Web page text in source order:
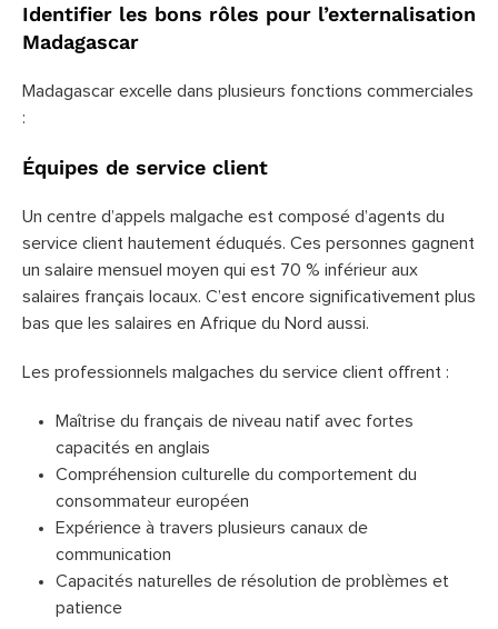
Identifier les bons rôles pour l’externalisation
Madagascar
Madagascar excelle dans plusieurs fonctions commerciales
:
Équipes de service client
Un centre d’appels malgache est composé d’agents du
service client hautement éduqués. Ces personnes gagnent
un salaire mensuel moyen qui est 70 % inférieur aux
salaires français locaux. C’est encore significativement plus
bas que les salaires en Afrique du Nord aussi.
Les professionnels malgaches du service client offrent :
Maîtrise du français de niveau natif avec fortes
capacités en anglais
Compréhension culturelle du comportement du
consommateur européen
Expérience à travers plusieurs canaux de
communication
Capacités naturelles de résolution de problèmes et
patience